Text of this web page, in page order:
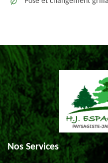
Nos Services